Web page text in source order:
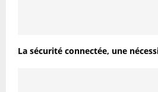
La sécurité connectée, une